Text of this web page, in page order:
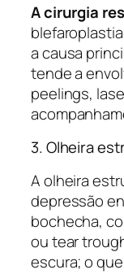
A cirurgia
a causa
tende a
peelings,
3. Olheira
A olheira
depressão
bochecha,
outear
escura; o